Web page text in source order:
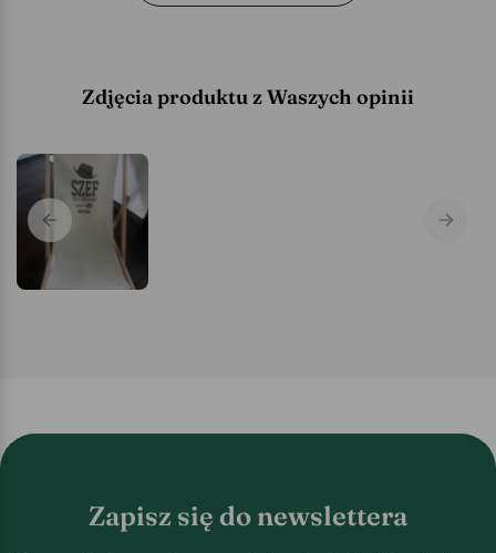
Zdjęcia produktu z Waszych opinii
Zapisz się do newslettera